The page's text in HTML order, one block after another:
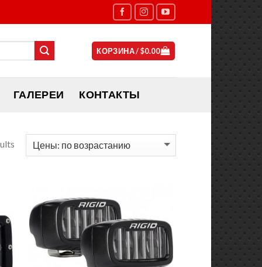
КОРЗИНА /$0.00
ГАЛЕРЕИ КОНТАКТЫ